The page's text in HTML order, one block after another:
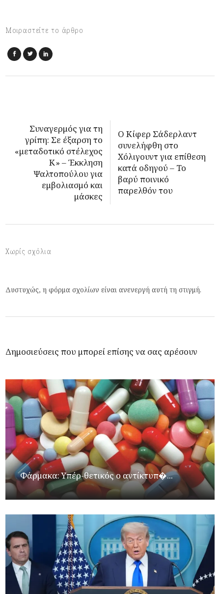
Μοιραστείτε το άρθρο
Συναγερμός για τη
γρίπη: Σε έξαρση το
«μεταδοτικό στέλεχος
Κ» – Έκκληση
Ψαλτοπούλου για
εμβολιασμό και
μάσκες
Ο Κίφερ Σάδερλαντ
συνελήφθη στο
Χόλιγουντ για επίθεση
κατά οδηγού – Το
βαρύ ποινικό
παρελθόν του
Χωρίς σχόλια
Δυστυχώς, η φόρμα σχολίων είναι ανενεργή αυτή τη στιγμή.
Δημοσιεύσεις που μπορεί επίσης να σας αρέσουν
Φάρμακα: Υπέρ-θετικός ο αντίκτυπ�...